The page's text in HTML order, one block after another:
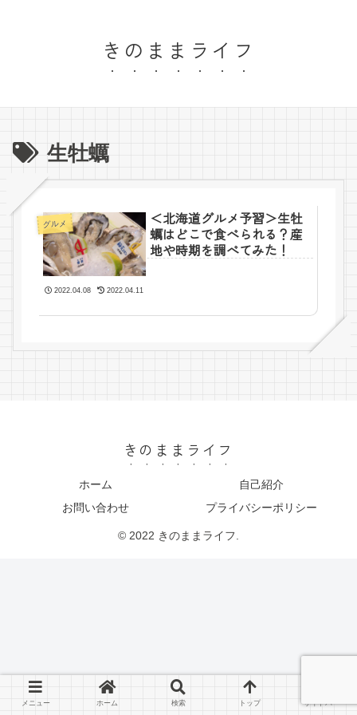
きのままライフ
生牡蠣
グルメ
＜北海道グルメ予習＞生牡
蠣はどこで食べられる？産
地や時期を調べてみた！
2022.04.08 2022.04.11
きのままライフ
ホーム
自己紹介
お問い合わせ
プライバシーポリシー
© 2022 きのままライフ.
メニュー ホーム 検索 トップ サイドバー